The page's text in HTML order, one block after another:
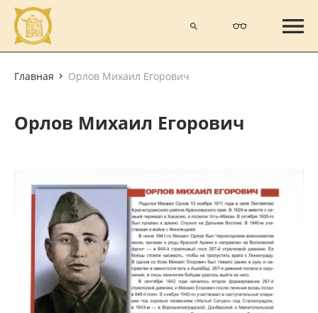
Главная Орлов Михаил Егорович
Орлов Михаил Егорович